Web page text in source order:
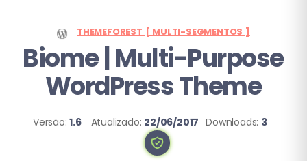
THEMEFOREST [ MULTI-SEGMENTOS ]
Biome | Multi-Purpose
WordPress Theme
Versão:1.6 Atualizado: 22/06/2017 Downloads: 3